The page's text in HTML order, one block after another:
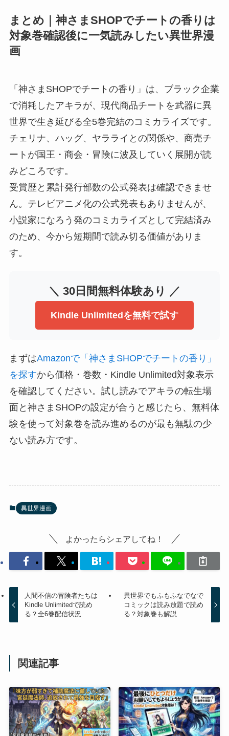
まとめ｜神さまSHOPでチートの香りは
対象巻確認後に一気読みしたい異世界漫
画
「神さまSHOPでチートの香り」は、ブラック企業
で消耗したアキラが、現代商品チートを武器に異
世界で生き延びる全5巻完結のコミカライズです。
チェリナ、ハッグ、ヤラライとの関係や、商売チ
ートが国王・商会・冒険に波及していく展開が読
みどころです。
受賞歴と累計発行部数の公式発表は確認できませ
ん。テレビアニメ化の公式発表もありませんが、
小説家になろう発のコミカライズとして完結済み
のため、今から短期間で読み切る価値がありま
す。
＼ 30日間無料体験あり ／
Kindle Unlimitedを無料で試す
まずはAmazonで「神さまSHOPでチートの香り」
を探すから価格・巻数・Kindle Unlimited対象表示
を確認してください。試し読みでアキラの転生場
面と神さまSHOPの設定が合うと感じたら、無料体
験を使って対象巻を読み進めるのが最も無駄の少
ない読み方です。
異世界漫画
よかったらシェアしてね！
人間不信の冒険者たちは
Kindle Unlimitedで読め
る？全6巻配信状況
異世界でもふもふなでなで
コミックは読み放題で読め
る？対象巻も解説
関連記事